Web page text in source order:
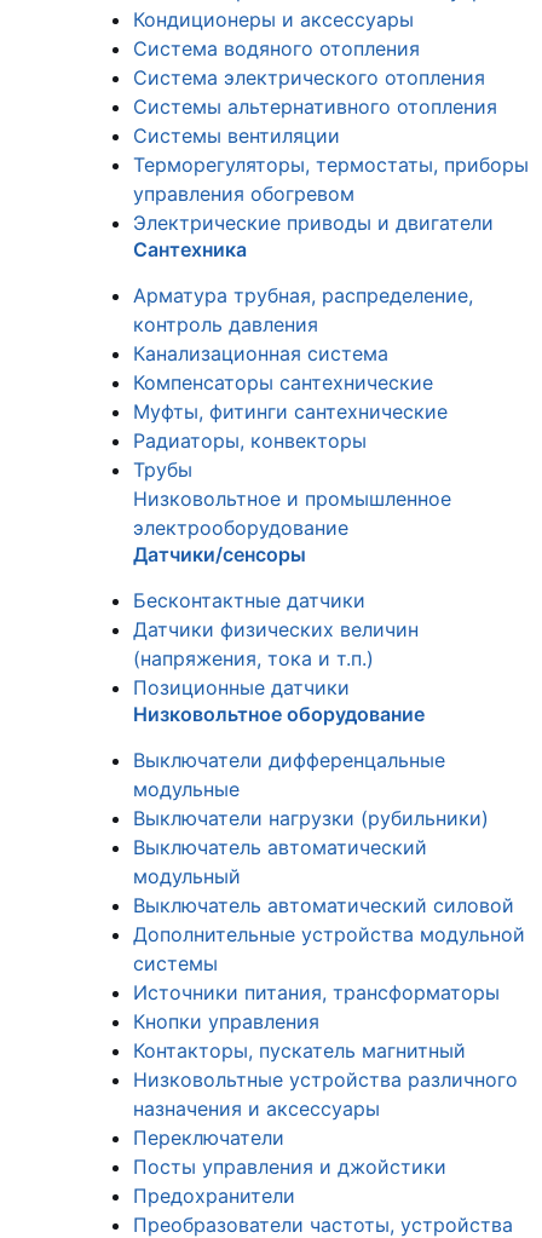
Кондиционеры и аксессуары
Система водяного отопления
Система электрического отопления
Системы альтернативного отопления
Системы вентиляции
Терморегуляторы, термостаты, приборы
управления обогревом
Электрические приводы и двигатели
Сантехника
Арматура трубная, распределение,
контроль давления
Канализационная система
Компенсаторы сантехнические
Муфты, фитинги сантехнические
Радиаторы, конвекторы
Трубы
Низковольтное и промышленное
электрооборудование
Датчики/сенсоры
Бесконтактные датчики
Датчики физических величин
(напряжения, тока и т.п.)
Позиционные датчики
Низковольтное оборудование
Выключатели дифференцальные
модульные
Выключатели нагрузки (рубильники)
Выключатель автоматический
модульный
Выключатель автоматический силовой
Дополнительные устройства модульной
системы
Источники питания, трансформаторы
Кнопки управления
Контакторы, пускатель магнитный
Низковольтные устройства различного
назначения и аксессуары
Переключатели
Посты управления и джойстики
Предохранители
Преобразователи частоты, устройства